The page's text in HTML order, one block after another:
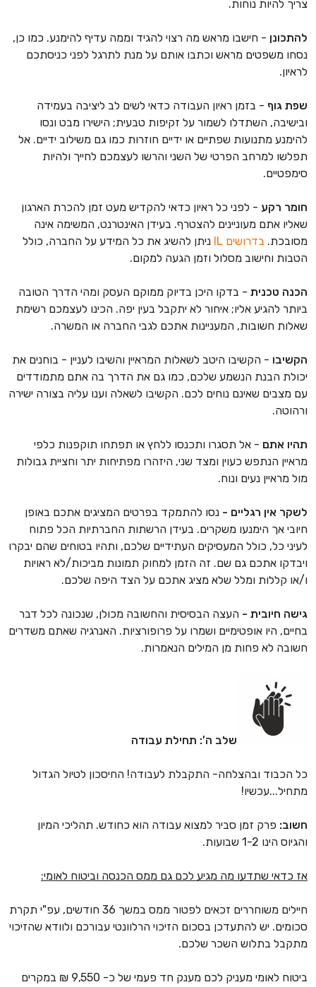
צריך להיות נוחות.
להתכונן - חישבו מראש מה רצוי להגיד וממה עדיף להימנע. כמו כן,
נסחו משפטים מראש וכתבו אותם על מנת לתרגל לפני כניסתכם
לראיון.
שפת גוף - בזמן ראיון העבודה כדאי לשים לב ליציבה בעמידה
ובישיבה, השתדלו לשמור על זקיפות טבעית; הישירו מבט ונסו
להימנע מתנועות שפתיים או ידיים חוזרות כמו גם משילוב ידיים. אל
תפלשו למרחב הפרטי של השני והרשו לעצמכם לחייך ולהיות
סימפטיים.
חומר רקע - לפני כל ראיון כדאי להקדיש מעט זמן להכרת הארגון
שאליו אתם מעוניינים להצטרף. בעידן האינטרנט, המשימה אינה
מסובכת. בדרושים IL
ניתן להשיג את כל המידע על החברה, כולל
הטבות וחישוב מסלול וזמן הגעה למקום.
הכנה טכנית - בדקו היכן בדיוק ממוקם העסק ומהי הדרך הטובה
ביותר להגיע אליו; איחור לא יתקבל בעין יפה. הכינו לעצמכם רשימת
שאלות חשובות, המעניינות אתכם לגבי החברה או המשרה.
הקשיבו - הקשיבו היטב לשאלות המראיין והשיבו לעניין - בוחנים את
יכולת הבנת הנשמע שלכם, כמו גם את הדרך בה אתם מתמודדים
עם מצבים שאינם נוחים לכם. הקשיבו לשאלה וענו עליה בצורה ישירה
ורהוטה.
תהיו אתם - אל תסגרו ותכנסו ללחץ או תפתחו תוקפנות כלפי
מראיין הנתפש כעוין ומצד שני, היזהרו מפתיחות יתר וחציית גבולות
מול מראיין נעים ונוח.
לשקר אין רגליים - נסו להתמקד בפרטים המציגים אתכם באופן
חיובי אך הימנעו משקרים. בעידן הרשתות החברתיות הכל פתוח
לעיני כל, כולל המעסיקים העתידיים שלכם, ותהיו בטוחים שהם יבקרו
ויבדקו אתכם גם שם. זה הזמן למחוק תמונות מביכות/לא ראויות
ו/או קללות ומלל שלא מציג אתכם על הצד היפה שלכם.
גישה חיובית - העצה הבסיסית והחשובה מכולן, שנכונה לכל דבר
בחיים, היו אופטימיים ושמרו על פרופורציות. האנרגיה שאתם משדרים
חשובה לא פחות מן המילים הנאמרות.
שלב ה': תחילת עבודה
כל הכבוד ובהצלחה- התקבלת לעבודה! החיסכון לטיול הגדול
מתחיל...עכשיו!
חשוב: פרק זמן סביר למצוא עבודה הוא כחודש. תהליכי המיון
והגיוס הינו 1-2 שבועות.
אז כדאי שתדעו מה מגיע לכם גם ממס הכנסה וביטוח לאומי:
חיילים משוחררים זכאים לפטור ממס במשך 36 חודשים, עפ"י תקרת
סכומים. יש להתעדכן בסכום הזיכוי הרלוונטי עבורכם ולוודא שהזיכוי
מתקבל בתלוש השכר שלכם.
ביטוח לאומי מעניק לכם מענק חד פעמי של כ- 9,550 ₪ במקרים